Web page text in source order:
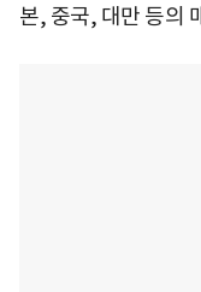
본, 중국, 대만 등의